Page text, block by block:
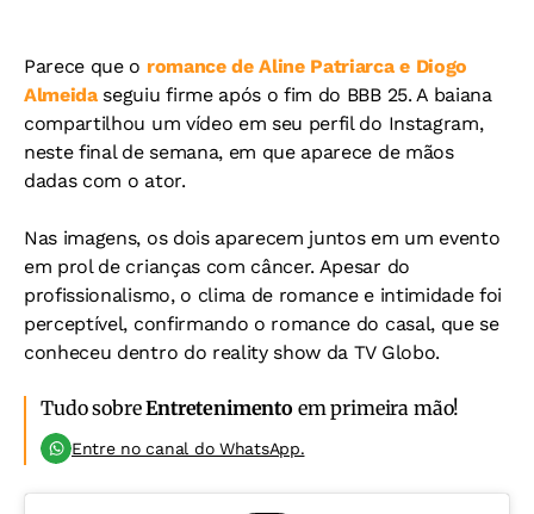
Parece que o romance de Aline Patriarca e Diogo
Almeidaseguiu firme após o fim do BBB 25. A baiana
compartilhou um vídeo em seu perfil do Instagram,
neste final de semana, em que aparece de mãos
dadas com o ator.
Nas imagens, os dois aparecem juntos em um evento
em prol de crianças com câncer. Apesar do
profissionalismo, o clima de romance e intimidade foi
perceptível, confirmando o romance do casal, que se
conheceu dentro do reality show da TV Globo.
Tudo sobreEntretenimento em primeira mão!
Entre no canal do WhatsApp.